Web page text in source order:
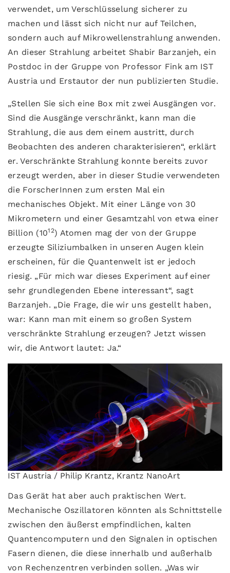
verwendet, um Verschlüsselung sicherer zu
machen und lässt sich nicht nur auf Teilchen,
sondern auch auf Mikrowellenstrahlung anwenden.
An dieser Strahlung arbeitet Shabir Barzanjeh, ein
Postdoc in der Gruppe von Professor Fink am IST
Austria und Erstautor der nun publizierten Studie.
„Stellen Sie sich eine Box mit zwei Ausgängen vor.
Sind die Ausgänge verschränkt, kann man die
Strahlung, die aus dem einem austritt, durch
Beobachten des anderen charakterisieren“, erklärt
er. Verschränkte Strahlung konnte bereits zuvor
erzeugt werden, aber in dieser Studie verwendeten
die ForscherInnen zum ersten Mal ein
mechanisches Objekt. Mit einer Länge von 30
Mikrometern und einer Gesamtzahl von etwa einer
Billion (1012) Atomen mag der von der Gruppe
erzeugte Siliziumbalken in unseren Augen klein
erscheinen, für die Quantenwelt ist er jedoch
riesig. „Für mich war dieses Experiment auf einer
sehr grundlegenden Ebene interessant“, sagt
Barzanjeh. „Die Frage, die wir uns gestellt haben,
war: Kann man mit einem so großen System
verschränkte Strahlung erzeugen? Jetzt wissen
wir, die Antwort lautet: Ja.“
IST Austria / Philip Krantz, Krantz NanoArt
Das Gerät hat aber auch praktischen Wert.
Mechanische Oszillatoren könnten als Schnittstelle
zwischen den äußerst empfindlichen, kalten
Quantencomputern und den Signalen in optischen
Fasern dienen, die diese innerhalb und außerhalb
von Rechenzentren verbinden sollen. „Was wir